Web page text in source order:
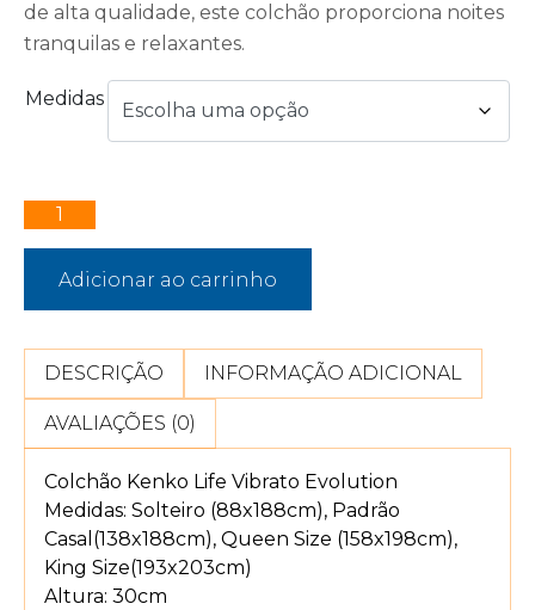
de alta qualidade, este colchão proporciona noites
tranquilas e relaxantes.
Medidas
Adicionar ao carrinho
DESCRIÇÃO INFORMAÇÃO ADICIONAL
AVALIAÇÕES (0)
Colchão Kenko Life Vibrato Evolution
Medidas: Solteiro (88x188cm), Padrão
Casal(138x188cm), Queen Size (158x198cm),
King Size(193x203cm)
Altura: 30cm